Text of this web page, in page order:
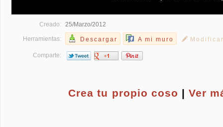
Creado: 25/Marzo/2012
Herramientas: Descargar A mi muro
Comparte:
Crea tu propio coso |Ver